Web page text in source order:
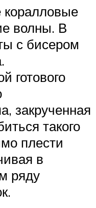
волны. В
с бисером
готового
закрученная
такого
плести
в
ряду